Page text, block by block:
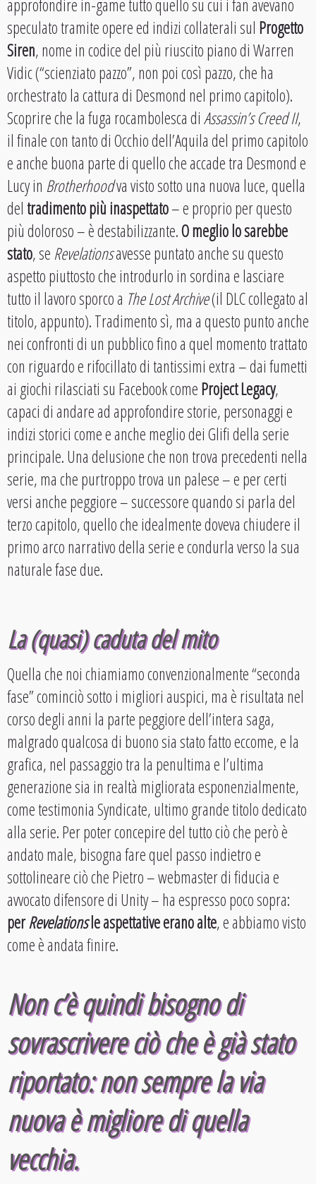
approfondire in-game tutto quello su cui i fan avevano
speculato tramite opere ed indizi collaterali sul Progetto
Siren, nome in codice del più riuscito piano di Warren
Vidic (“scienziato pazzo”, non poi così pazzo, che ha
orchestrato la cattura di Desmond nel primo capitolo).
Scoprire che la fuga rocambolesca diAssassin’s Creed II,
il finale con tanto di Occhio dell’Aquila del primo capitolo
e anche buona parte di quello che accade tra Desmond e
Lucy in Brotherhoodva visto sotto una nuova luce, quella
deltradimento più inaspettato– e proprio per questo
più doloroso – è destabilizzante.O meglio lo sarebbe
stato, se Revelationsavesse puntato anche su questo
aspetto piuttosto che introdurlo in sordina e lasciare
tutto il lavoro sporco a The Lost Archive(il DLC collegato al
titolo, appunto). Tradimento sì, ma a questo punto anche
nei confronti di un pubblico fino a quel momento trattato
con riguardo e rifocillato di tantissimi extra – dai fumetti
ai giochi rilasciati su Facebook comeProject Legacy,
capaci di andare ad approfondire storie, personaggi e
indizi storici come e anche meglio dei Glifi della serie
principale. Una delusione che non trova precedenti nella
serie, ma che purtroppo trova un palese – e per certi
versi anche peggiore – successore quando si parla del
terzo capitolo, quello che idealmente doveva chiudere il
primo arco narrativo della serie e condurla verso la sua
naturale fase due.
La (quasi) caduta del mito
Quella che noi chiamiamo convenzionalmente “seconda
fase” cominciò sotto i migliori auspici, ma è risultata nel
corso degli anni la parte peggiore dell’intera saga,
malgrado qualcosa di buono sia stato fatto eccome, e la
grafica, nel passaggio tra la penultima e l’ultima
generazione sia in realtà migliorata esponenzialmente,
come testimonia Syndicate, ultimo grande titolo dedicato
alla serie. Per poter concepire del tutto ciò che però è
andato male, bisogna fare quel passo indietro e
sottolineare ciò che Pietro – webmaster di fiducia e
avvocato difensore di Unity – ha espresso poco sopra:
perRevelationsle aspettative erano alte, e abbiamo visto
come è andata finire.
Non c’è quindi bisogno di
sovrascrivere ciò che è già stato
riportato: non sempre la via
nuova è migliore di quella
vecchia.